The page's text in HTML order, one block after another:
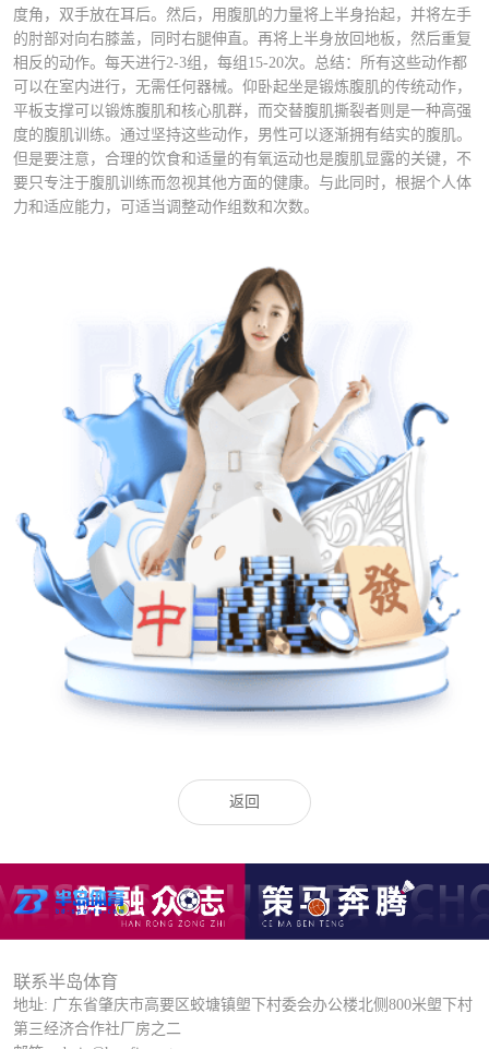
度角，双手放在耳后。然后，用腹肌的力量将上半身抬起，并将左手
的肘部对向右膝盖，同时右腿伸直。再将上半身放回地板，然后重复
相反的动作。每天进行2-3组，每组15-20次。总结：所有这些动作都
可以在室内进行，无需任何器械。仰卧起坐是锻炼腹肌的传统动作，
平板支撑可以锻炼腹肌和核心肌群，而交替腹肌撕裂者则是一种高强
度的腹肌训练。通过坚持这些动作，男性可以逐渐拥有结实的腹肌。
但是要注意，合理的饮食和适量的有氧运动也是腹肌显露的关键，不
要只专注于腹肌训练而忽视其他方面的健康。与此同时，根据个人体
力和适应能力，可适当调整动作组数和次数。
返回
联系半岛体育
地址: 广东省肇庆市高要区蛟塘镇塱下村委会办公楼北侧800米塱下村
第三经济合作社厂房之二